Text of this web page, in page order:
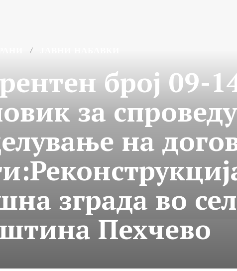
број 09-
за
на
зграда во
Пехчево